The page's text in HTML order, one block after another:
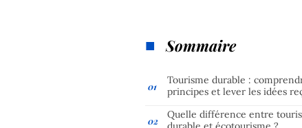
Sommaire
Tourisme durable :
principes et lever les idées
Quelle différence entre